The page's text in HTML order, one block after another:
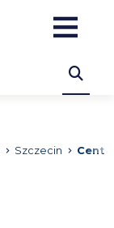
Szczecin